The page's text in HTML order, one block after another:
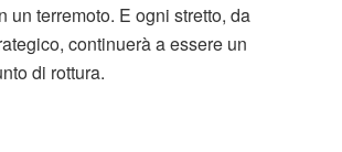
un terremoto. E ogni stretto, da
continuerà a essere un
di rottura.